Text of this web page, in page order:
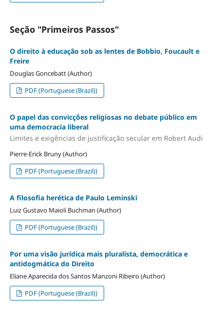
Seção "Primeiros Passos"
O direito à educação sob as lentes de Bobbio, Foucault e
Freire
Douglas Goncebatt (Author)
PDF (Portuguese (Brazil))
O papel das convicções religiosas no debate público em
uma democracia liberal
Limites e exigências de justificação secular em Robert Audi
Pierre-Erick Bruny (Author)
PDF (Portuguese (Brazil))
A filosofia herética de Paulo Leminski
Luiz Gustavo Maioli Buchman (Author)
PDF (Portuguese (Brazil))
Por uma visão jurídica mais pluralista, democrática e
antidogmática do Direito
Eliane Aparecida dos Santos Manzoni Ribeiro (Author)
PDF (Portuguese (Brazil))